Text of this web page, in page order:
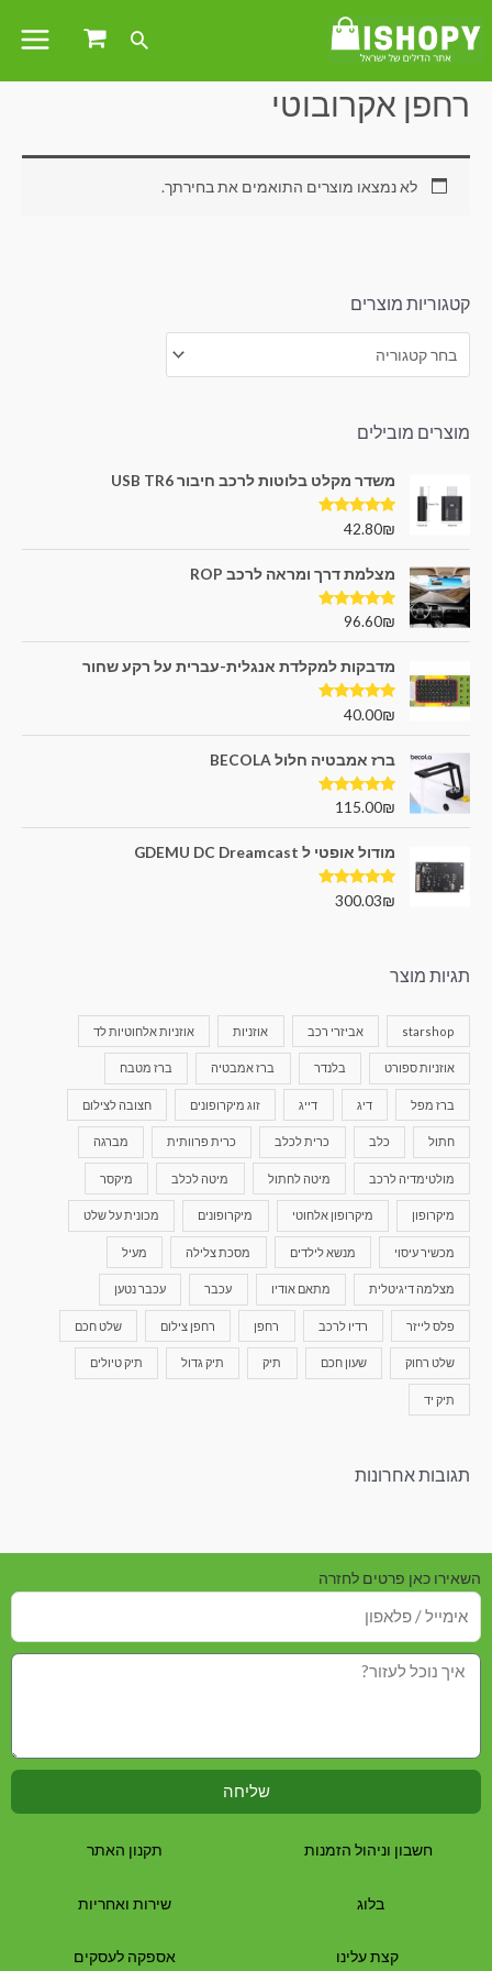
קטגוריות מוצרים
מוצרים מובילים
משדר מקלט בלוטות לרכב חיבור USB TR6
דורג5.00
42.80₪
מצלמת דרך ומראה לרכב ROP
דורג5.00
96.60₪
מדבקות למקלדת אנגלית-עברית על רקע שחור
דורג5.00
40.00₪
ברז אמבטיה חלול BECOLA
דורג5.00
115.00₪
מודול אופטי ל GDEMU DC Dreamcast
דורג5.00
300.03₪
תגיות מוצר
starshop אביזרי רכב אוזניות אוזניות אלחוטיות לד
אוזניות ספורט בלנדר ברז אמבטיה ברז מטבח
ברז מפל דיג דייג זוג מיקרופונים חצובה לצילום
חתול כלב כרית לכלב כרית פרוותית מברגה
מולטימדיה לרכב מיטה לחתול מיטה לכלב מיקסר
מיקרופון מיקרופון אלחוטי מיקרופונים מכונית על שלט
מכשיר עיסוי מנשא לילדים מסכת צלילה מעיל
מצלמה דיגיטלית מתאם אודיו עכבר עכבר נטען
פלס לייזר רדיו לרכב רחפן רחפן צילום שלט חכם
שלט רחוק שעון חכם תיק תיק גדול תיק טיולים
תיק יד
תגובות אחרונות
עמוד הבית/ מוצרים המתויגים “רחפן אקרובוטי”
רחפן אקרובוטי
לא נמצאו מוצרים התואמים את בחירתך.
השאירו כאן פרטים לחזרה
שליחה
חשבון וניהול הזמנות
בלוג
קצת עלינו
תקנון האתר
שירות ואחריות
אספקה לעסקים